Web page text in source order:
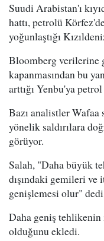
Suudi Arabistan'ı
hattı, petrolü
yoğunlaştığı
Bloomberg verilerine
kapanmasından bu
arttığı Yenbu'ya
Bazı analistler Wafaa
yönelik saldırılara
görüyor.
Salah, "Daha büyük
dışındaki gemileri ve
genişlemesi olur"
Daha geniş
olduğunu ekledi.